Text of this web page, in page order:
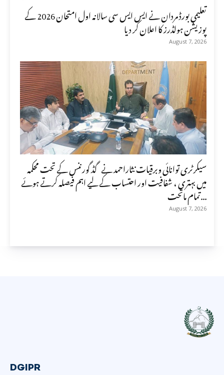
تعلیمی بورڈ مردان نے ایس ایس سی سالانہ اول امتحان 2026 کے
پوزیشن ہولڈرز کا اعلان کر دیا
August 7, 2026
سیکرٹری توانائی وبرقیات نثاراحمد نے گڈ گورننس کے تحت محکمہ
میں بہتری ، شفافیت اور احتساب کے لیے اہم فیصلہ کرتے ہوئے
تمام ماتحت...
August 7, 2026
DGIPR